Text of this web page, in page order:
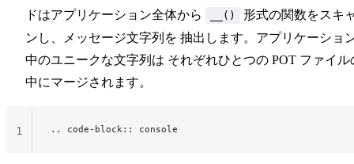
ドはアプリケーション全体から
__()
形式の関数をスキ
ンし、メッセージ文字列を 抽出します。アプリケーショ
中のユニークな文字列は それぞれひとつの POT ファイル
中にマージされます。
.. code-block:: console
1